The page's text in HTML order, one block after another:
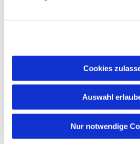
Cookies
Auswahl
Nur notwendige